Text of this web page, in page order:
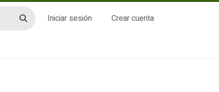
Iniciar sesión Crear cuenta